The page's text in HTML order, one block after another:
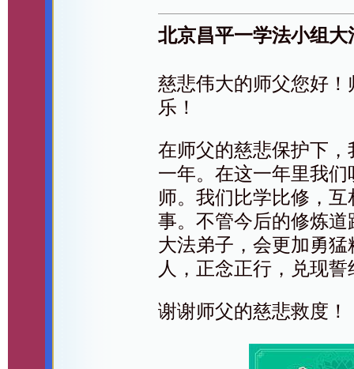
北京昌平一学法小组
慈悲伟大的师父您好
乐！
在师父的慈悲保护下
一年。在这一年里我
师。我们比学比修，
事。不管今后的修炼
大法弟子，会更加勇
人，正念正行，兑现
谢谢师父的慈悲救度！